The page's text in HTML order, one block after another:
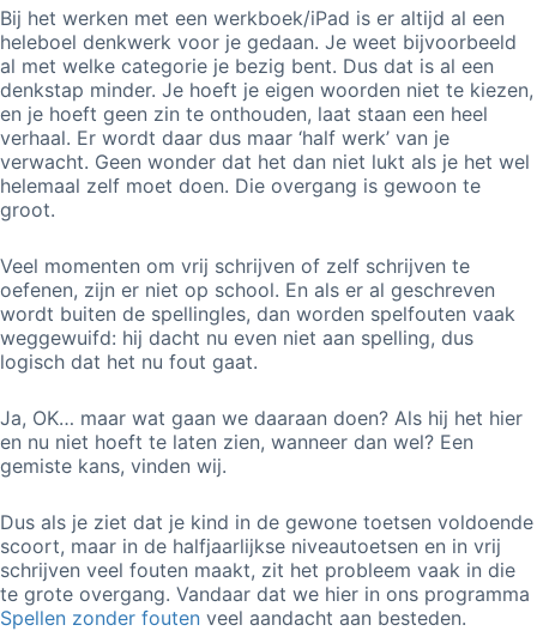
Bij het werken met een werkboek/iPad is er altijd al een
heleboel denkwerk voor je gedaan. Je weet bijvoorbeeld
al met welke categorie je bezig bent. Dus dat is al een
denkstap minder. Je hoeft je eigen woorden niet te kiezen,
en je hoeft geen zin te onthouden, laat staan een heel
verhaal. Er wordt daar dus maar ‘half werk’ van je
verwacht. Geen wonder dat het dan niet lukt als je het wel
helemaal zelf moet doen. Die overgang is gewoon te
groot.
Veel momenten om vrij schrijven of zelf schrijven te
oefenen, zijn er niet op school. En als er al geschreven
wordt buiten de spellingles, dan worden spelfouten vaak
weggewuifd: hij dacht nu even niet aan spelling, dus
logisch dat het nu fout gaat.
Ja, OK… maar wat gaan we daaraan doen? Als hij het hier
en nu niet hoeft te laten zien, wanneer dan wel? Een
gemiste kans, vinden wij.
Dus als je ziet dat je kind in de gewone toetsen voldoende
scoort, maar in de halfjaarlijkse niveautoetsen en in vrij
schrijven veel fouten maakt, zit het probleem vaak in die
te grote overgang. Vandaar dat we hier in ons programma
Spellen zonder fouten veel aandacht aan besteden.